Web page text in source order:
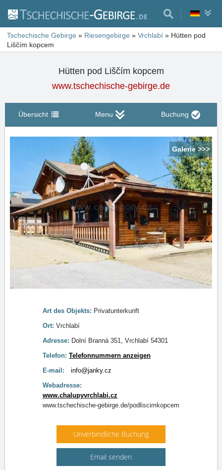
Tschechische Gebirge » Riesengebirge » Vrchlabí » Hütten pod
Liščím kopcem
Hütten pod Liščím kopcem
www.tschechische-gebirge.de
Übersicht Menu Buchung
Galerie >>>
Art des Objekts: Privatunterkunft
Ort: Vrchlabí
Adresse: Dolní Branná 351, Vrchlabí 54301
Telefon: Telefonnummern anzeigen
E-mail:
info@janky.cz
Webadresse:
www.chalupyvrchlabi.cz
www.tschechische-gebirge.de/podliscimkopcem
Unverbindliche Buchung
Email senden